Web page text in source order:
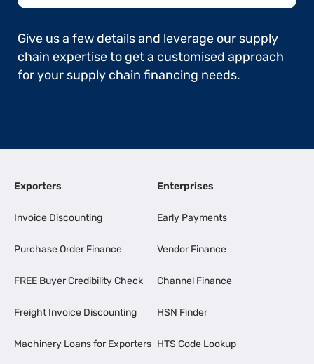
Give us a few details and leverage our supply
chain expertise to get a customised approach
for your supply chain financing needs.
Exporters
Invoice Discounting
Purchase Order Finance
FREE Buyer Credibility Check
Freight Invoice Discounting
Machinery Loans for Exporters
Enterprises
Early Payments
Vendor Finance
Channel Finance
HSN Finder
HTS Code Lookup